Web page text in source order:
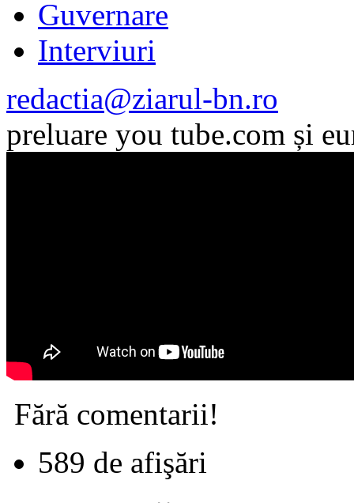
Guvernare
Interviuri
redactia@ziarul-bn.ro
preluare you tube.com și
Fără comentarii!
589 de afişări